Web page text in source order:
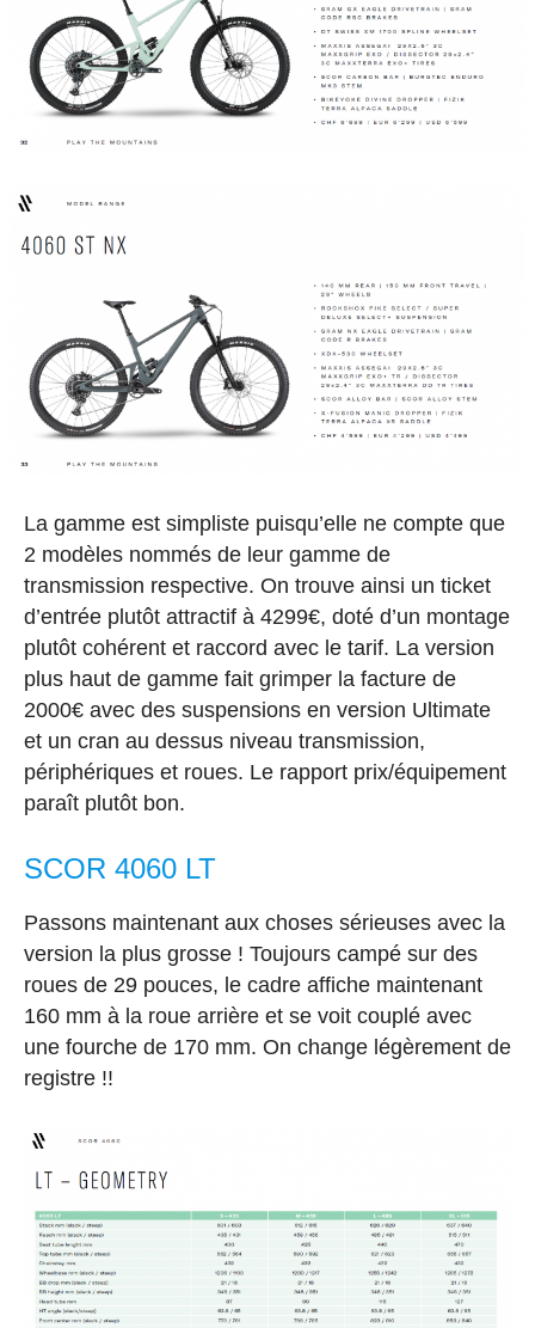
La gamme est simpliste puisqu’elle ne compte que
2 modèles nommés de leur gamme de
transmission respective. On trouve ainsi un ticket
d’entrée plutôt attractif à 4299€, doté d’un montage
plutôt cohérent et raccord avec le tarif. La version
plus haut de gamme fait grimper la facture de
2000€ avec des suspensions en version Ultimate
et un cran au dessus niveau transmission,
périphériques et roues. Le rapport prix/équipement
paraît plutôt bon.
SCOR 4060 LT
Passons maintenant aux choses sérieuses avec la
version la plus grosse ! Toujours campé sur des
roues de 29 pouces, le cadre affiche maintenant
160 mm à la roue arrière et se voit couplé avec
une fourche de 170 mm. On change légèrement de
registre !!